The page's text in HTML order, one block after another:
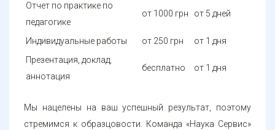
Отчет по практике по
педагогике
от 1000 грн от 5 дней
Индивидуальные работы от 250 грн
от 1 дня
Презентация, доклад,
аннотация
бесплатно от 1 дня
Мы нацелены на ваш успешный результат, поэтому
стремимся к образцовости. Команда «Наука Сервис»